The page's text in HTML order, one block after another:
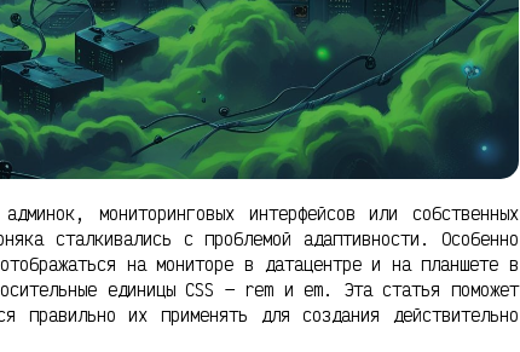
мониторинговых интерфейсов или собственных
сталкивались с проблемой адаптивности. Особенно
на мониторе в датацентре и на планшете в
единицы CSS — rem и em. Эта статья поможет
правильно их применять для создания действительно